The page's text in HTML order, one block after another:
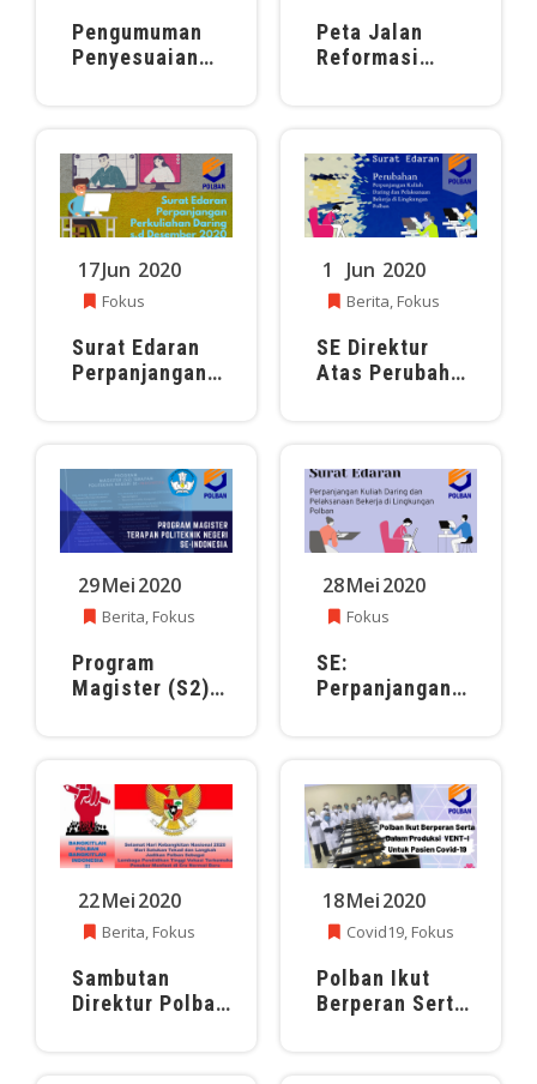
Pengumuman
Penyesuaian
Peta Jalan
Reformasi
Jun
17 2020
Fokus
Surat Edaran
Perpanjangan
Jun
1 2020
Berita, Fokus
SE Direktur
Atas Perubahan
Kuliah Daring
dan
Pelaksanaan
Bekerja di
Lingkungan
POLBAN
Mei
29 2020
Berita, Fokus
Program
Magister (S2)
Vokasi Kuat
Menguatkan
Indonesia
Mei
28 2020
Fokus
SE:
Perpanjangan
Bekerja di
Lingkungan
Polban
Mei
22 2020
Berita, Fokus
Sambutan
Direktur Polban
Mei
18 2020
Covid19, Fokus
Polban Ikut
Berperan Serta